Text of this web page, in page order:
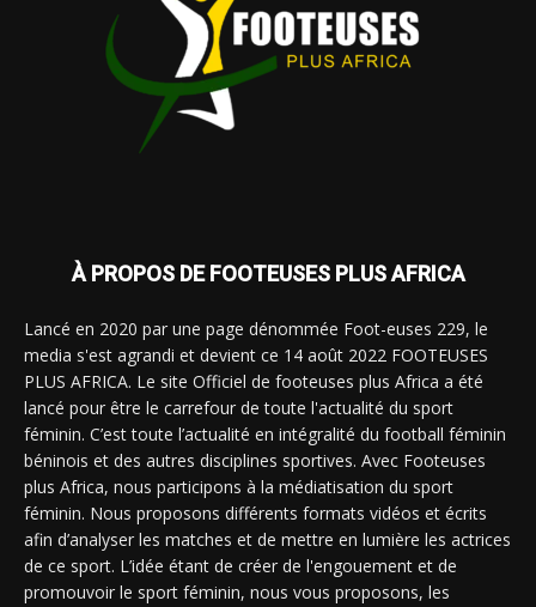
À PROPOS DE FOOTEUSES PLUS AFRICA
Lancé en 2020 par une page dénommée Foot-euses 229, le
media s'est agrandi et devient ce 14 août 2022 FOOTEUSES
PLUS AFRICA. Le site Officiel de footeuses plus Africa a été
lancé pour être le carrefour de toute l'actualité du sport
féminin. C’est toute l’actualité en intégralité du football féminin
béninois et des autres disciplines sportives. Avec Footeuses
plus Africa, nous participons à la médiatisation du sport
féminin. Nous proposons différents formats vidéos et écrits
afin d’analyser les matches et de mettre en lumière les actrices
de ce sport. L’idée étant de créer de l'engouement et de
promouvoir le sport féminin, nous vous proposons, les